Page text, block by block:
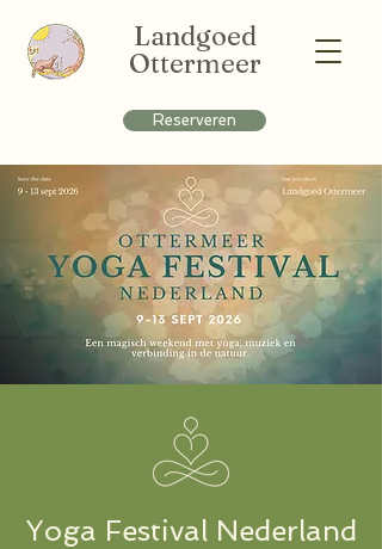
Landgoed
Ottermeer
Reserveren
Yoga Festival Nederland